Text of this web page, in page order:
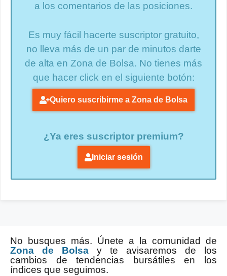
a los comentarios de las posiciones.
Es muy fácil hacerte suscriptor gratuito,
no lleva más de un par de minutos darte
de alta en Zona de Bolsa. No tienes más
que hacer click en el siguiente botón:
Quiero suscribirme a Zona de Bolsa
¿Ya eres suscriptor premium?
Iniciar sesión
No busques más. Únete a la comunidad de
Zona de Bolsa y te avisaremos de los
cambios de tendencias bursátiles en los
índices que seguimos.